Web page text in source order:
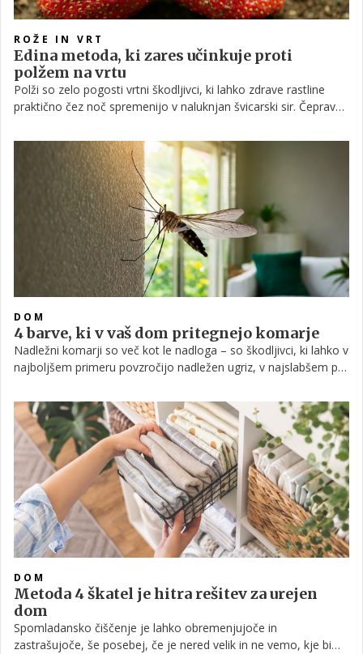
ROŽE IN VRT
Edina metoda, ki zares učinkuje proti
polžem na vrtu
Polži so zelo pogosti vrtni škodljivci, ki lahko zdrave rastline
praktično čez noč spremenijo v naluknjan švicarski sir. Čeprav
uničijo v samo nekaj dneh. Domači vrtičkarji se v boju proti njim
poslužujejo najrazličnejših sredstev – toda le eno lahko zares
zagotovi uspeh.
DOM
4 barve, ki v vaš dom pritegnejo komarje
Nadležni komarji so več kot le nadloga – so škodljivci, ki lahko v
najboljšem primeru povzročijo nadležen ugriz, v najslabšem pa
delu leta ne želimo v bližini svojega doma. Strokovnjaki pravijo,
da obstajajo določene barve, ki jih privlačijo – preberite, katere.
DOM
Metoda 4 škatel je hitra rešitev za urejen
dom
Spomladansko čiščenje je lahko obremenjujoče in
zastrašujoče, še posebej, če je nered velik in ne vemo, kje bi